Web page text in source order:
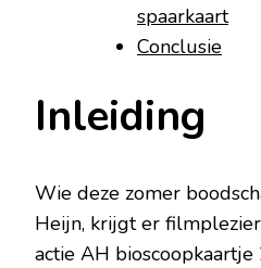
spaarkaart
Conclusie
Inleiding
Wie deze zomer
Heijn, krijgt er
actie AH